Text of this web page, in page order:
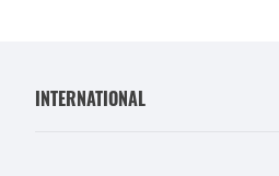
INTERNATIONAL